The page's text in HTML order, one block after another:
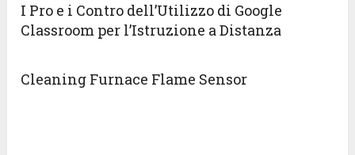
I Pro e i Contro dell’Utilizzo di Google
Classroom per l’Istruzione a Distanza
Cleaning Furnace Flame Sensor